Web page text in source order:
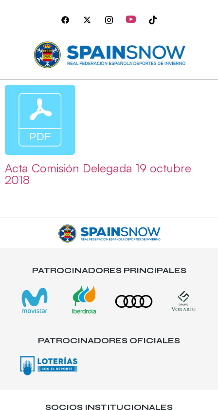
Acta Comisión Delegada 19 octubre
2018
PATROCINADORES PRINCIPALES
PATROCINADORES OFICIALES
SOCIOS INSTITUCIONALES